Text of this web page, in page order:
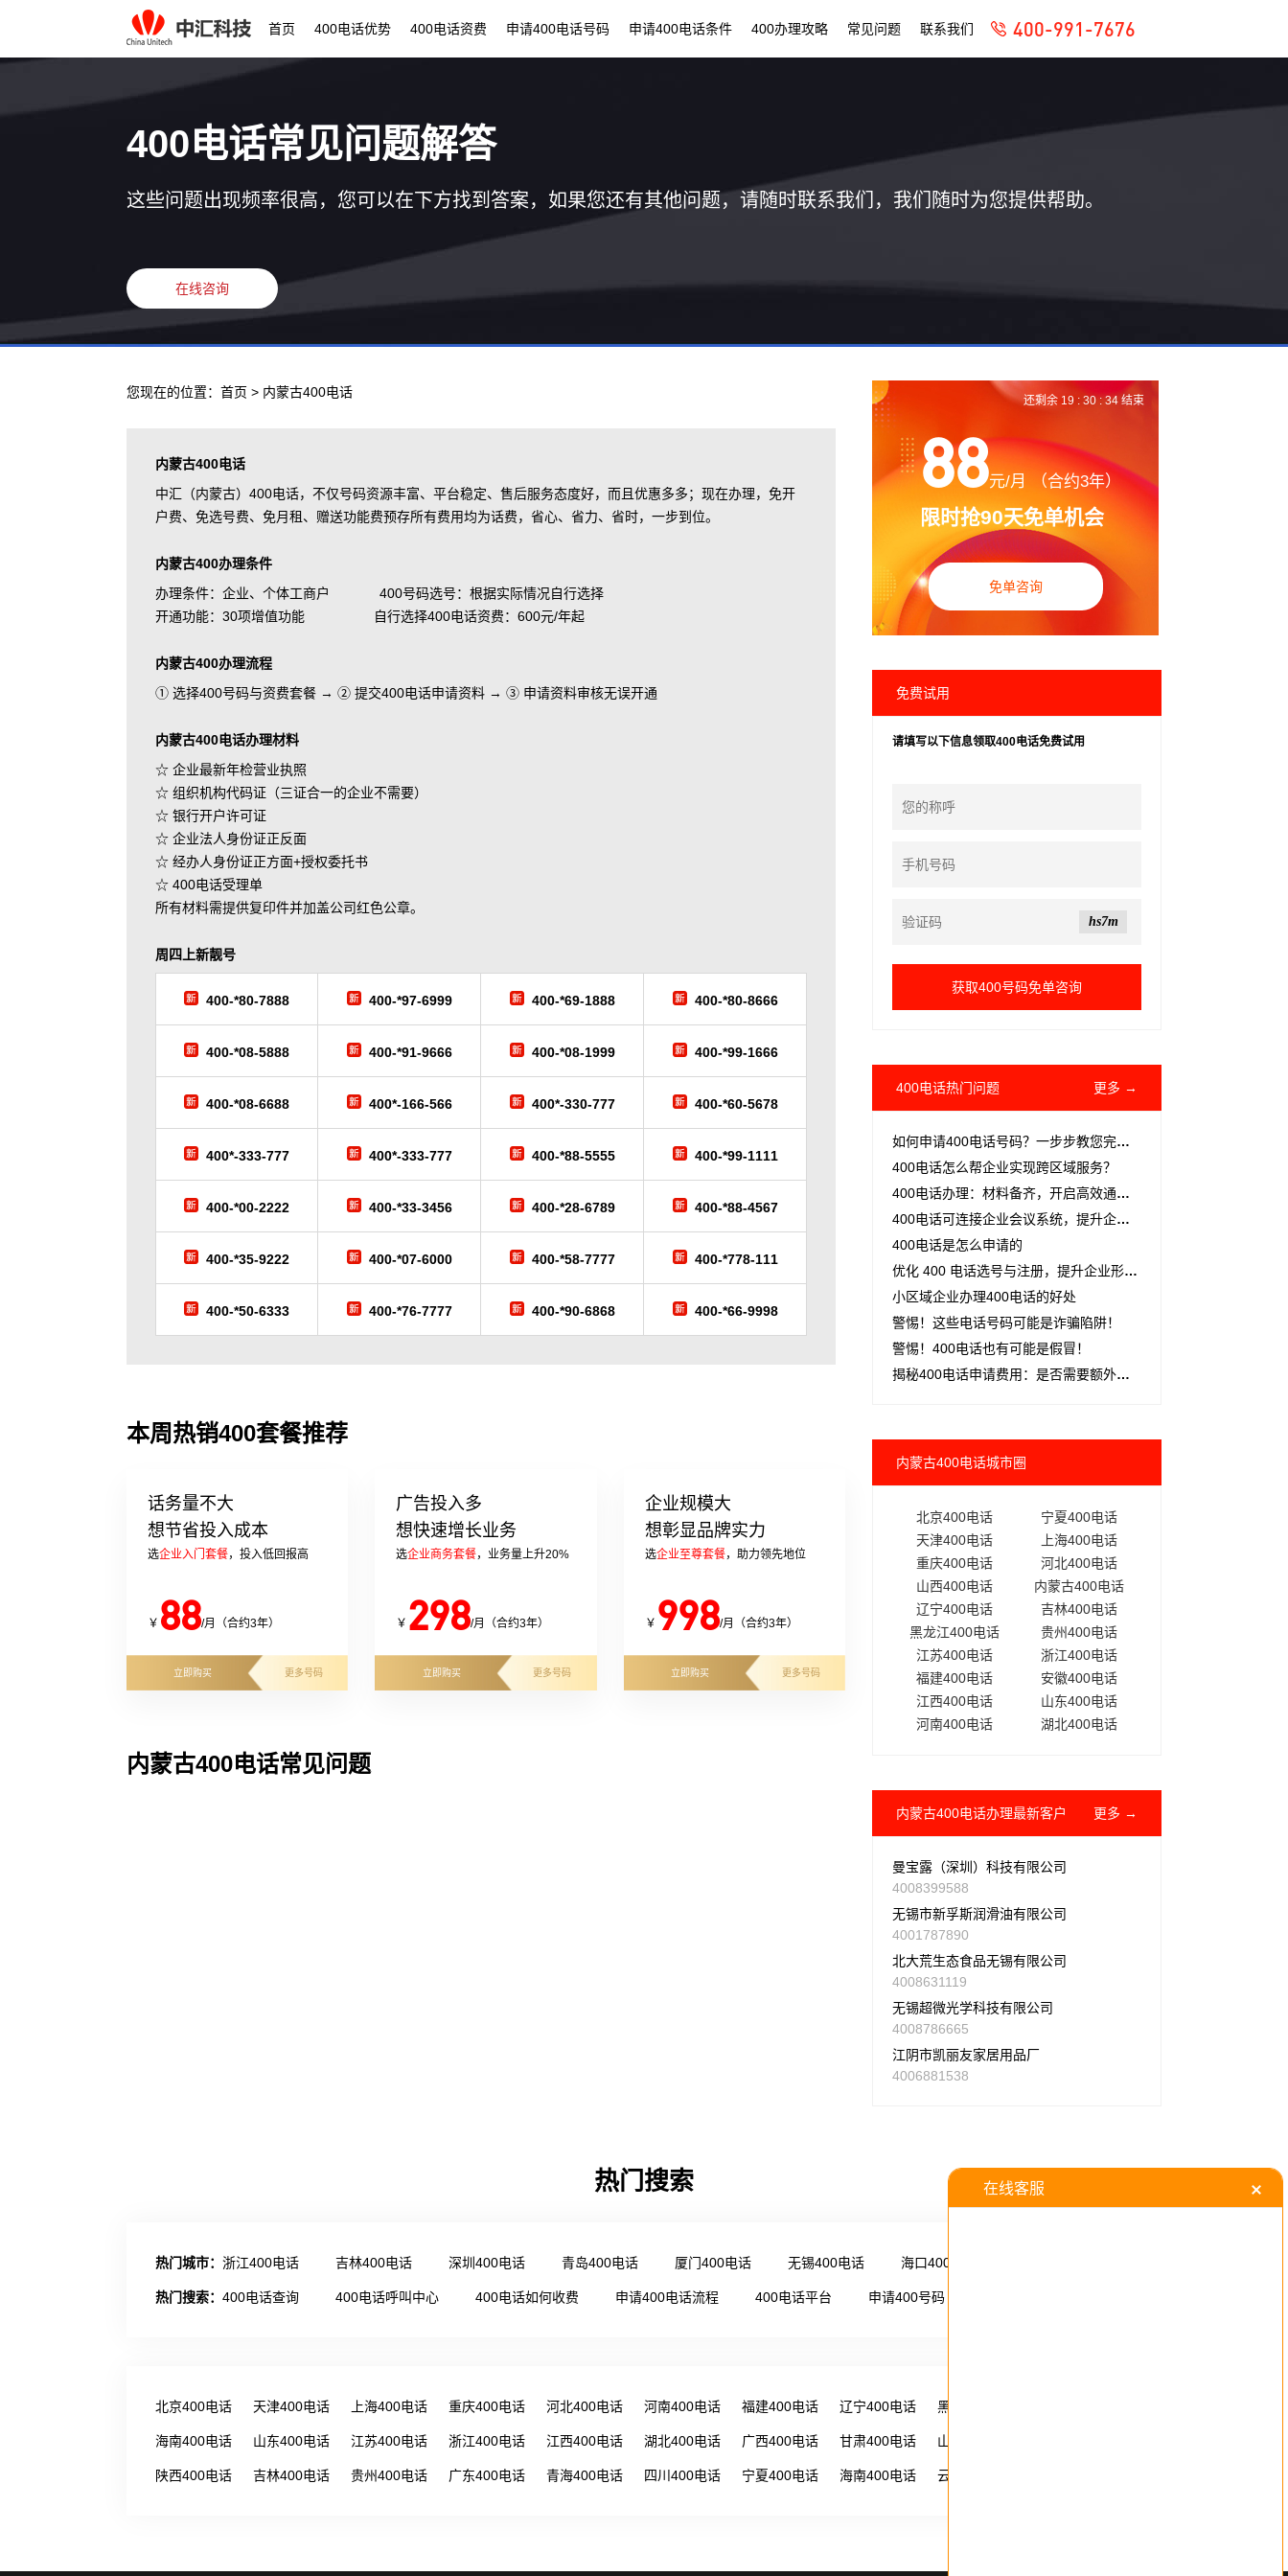
首页 400电话优势 400电话资费 申请400电话号码 申请400电话条件 400办理攻略 常见问题 联系我们 400-991-7676
400电话常见问题解答
这些问题出现频率很高，您可以在下方找到答案，如果您还有其他问题，请随时联系我们，我们随时为您提供帮助。
在线咨询
您现在的位置： 首页 > 内蒙古400电话
内蒙古400电话
中汇（内蒙古）400电话，不仅号码资源丰富、平台稳定、售后服务态度好，而且优惠多多；现在办理，免开
户费、免选号费、免月租、赠送功能费预存所有费用均为话费，省心、省力、省时，一步到位。
内蒙古400办理条件
办理条件：企业、个体工商户 400号码选号：根据实际情况自行选择
开通功能：30项增值功能 自行选择400电话资费：600元/年起
内蒙古400办理流程
① 选择400号码与资费套餐 → ② 提交400电话申请资料 → ③ 申请资料审核无误开通
内蒙古400电话办理材料
☆ 企业最新年检营业执照
☆ 组织机构代码证（三证合一的企业不需要）
☆ 银行开户许可证
☆ 企业法人身份证正反面
☆ 经办人身份证正方面+授权委托书
☆ 400电话受理单
所有材料需提供复印件并加盖公司红色公章。
周四 上新靓号
400-*80-7888 400-*97-6999 400-*69-1888 400-*80-8666
400-*08-5888 400-*91-9666 400-*08-1999 400-*99-1666
400-*08-6688 400*-166-566 400*-330-777 400-*60-5678
400*-333-777 400*-333-777 400-*88-5555 400-*99-1111
400-*00-2222 400-*33-3456 400-*28-6789 400-*88-4567
400-*35-9222 400-*07-6000 400-*58-7777 400-*778-111
400-*50-6333 400-*76-7777 400-*90-6868 400-*66-9998
本周热销400套餐推荐
话务量不大
想节省投入成本
选企业入门套餐，投入低回报高
￥ 88/月（合约3年）
立即购买 更多号码
广告投入多
想快速增长业务
选企业商务套餐，业务量上升20%
￥ 298/月（合约3年）
立即购买 更多号码
企业规模大
想彰显品牌实力
选企业至尊套餐，助力领先地位
￥ 998/月（合约3年）
立即购买 更多号码
内蒙古400电话常见问题
88元/月 （合约3年）
限时抢90天免单机会
免单咨询
还剩余 19 : 30 :33 结束
免费试用
请填写以下信息领取400电话免费试用
hs7m
400电话热门问题 更多 →
如何申请400电话号码？一步步教您完成申请流程
400电话怎么帮企业实现跨区域服务？
400电话办理：材料备齐，开启高效通信之旅
400电话可连接企业会议系统，提升企业办公效率
400电话是怎么申请的
优化 400 电话选号与注册，提升企业形象与沟通效率
小区域企业办理400电话的好处
警惕！这些电话号码可能是诈骗陷阱！
警惕！400电话也有可能是假冒！
揭秘400电话申请费用：是否需要额外花钱？
内蒙古400电话城市圈
北京400电话
宁夏400电话
天津400电话
上海400电话
重庆400电话
河北400电话
山西400电话
内蒙古400电话
辽宁400电话
吉林400电话
黑龙江400电话
贵州400电话
江苏400电话
浙江400电话
福建400电话
安徽400电话
江西400电话
山东400电话
河南400电话
湖北400电话
内蒙古400电话办理最新客户 更多 →
曼宝露（深圳）科技有限公司
4008399588
无锡市新孚斯润滑油有限公司
4001787890
北大荒生态食品无锡有限公司
4008631119
无锡超微光学科技有限公司
4008786665
江阴市凯丽友家居用品厂
4006881538
热门搜索
热门城市： 浙江400电话 吉林400电话 深圳400电话 青岛400电话 厦门400电话 无锡400电话 海口400电话
热门搜索： 400电话查询 400电话呼叫中心 400电话如何收费 申请400电话流程 400电话平台 申请400号码
北京400电话 天津400电话 上海400电话 重庆400电话 河北400电话 河南400电话 福建400电话 辽宁400电话 黑龙江400电话
海南400电话 山东400电话 江苏400电话 浙江400电话 江西400电话 湖北400电话 广西400电话 甘肃400电话 山西400电话
陕西400电话 吉林400电话 贵州400电话 广东400电话 青海400电话 四川400电话 宁夏400电话 海南400电话 云南400电话